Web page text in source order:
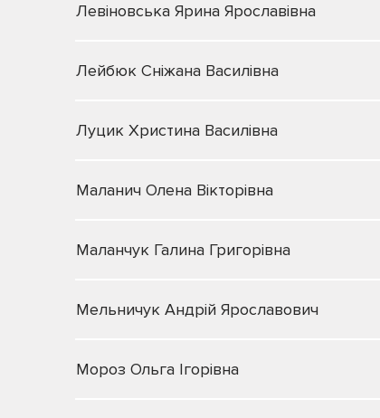
Левіновська Ярина Ярославівна
Лейбюк Сніжана Василівна
Луцик Христина Василівна
Маланич Олена Вікторівна
Маланчук Галина Григорівна
Мельничук Андрій Ярославович
Мороз Ольга Ігорівна